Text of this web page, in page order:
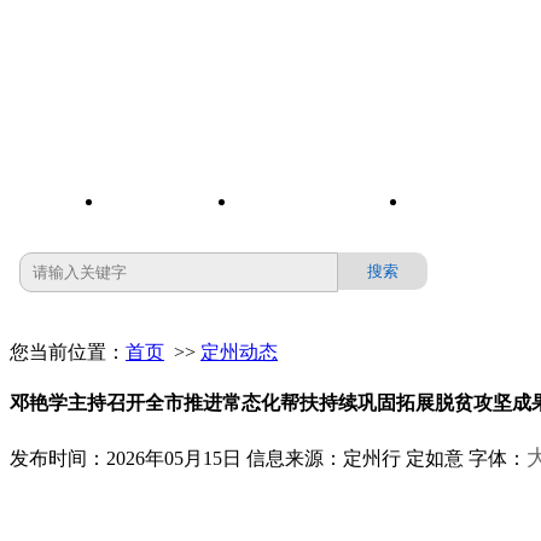
您当前位置： 首页 >> 定州动态
邓艳学主持召开全市推进常态化帮扶持续巩固拓展脱贫攻坚成
发布时间：2026年05月15日 信息来源：定州行 定如意 字体：